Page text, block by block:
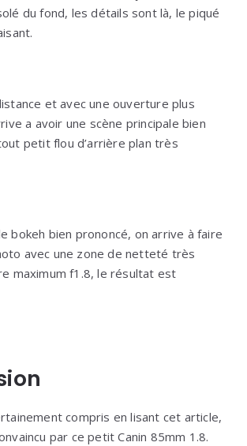
du fond, les détails sont là, le piqué
et avec une ouverture plus
a avoir une scène principale bien
petit flou d’arrière plan très
bokeh bien prononcé, on arrive à faire
avec une zone de netteté très
maximum f1.8, le résultat est
compris en lisant cet article,
par ce petit Canin 85mm 1.8.